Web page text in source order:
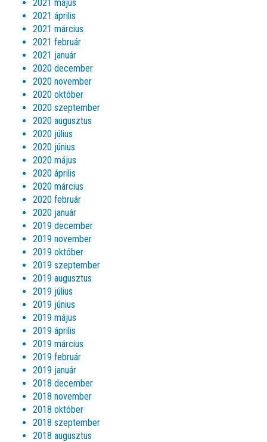
2021 május
2021 április
2021 március
2021 február
2021 január
2020 december
2020 november
2020 október
2020 szeptember
2020 augusztus
2020 július
2020 június
2020 május
2020 április
2020 március
2020 február
2020 január
2019 december
2019 november
2019 október
2019 szeptember
2019 augusztus
2019 július
2019 június
2019 május
2019 április
2019 március
2019 február
2019 január
2018 december
2018 november
2018 október
2018 szeptember
2018 augusztus